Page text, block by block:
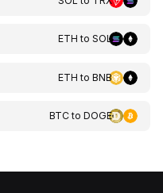
ETH toSOL
ETH toBNB
BTCtoDOGE